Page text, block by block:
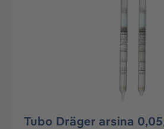
Tubo Dräger arsina